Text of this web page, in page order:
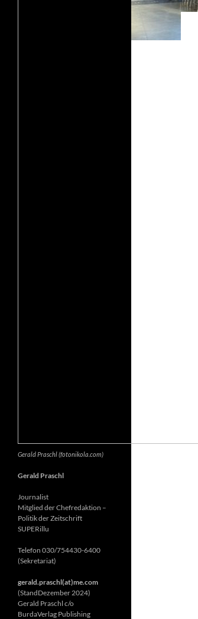
Gerald Praschl (fotonikola.com)
Gerald Praschl
Journalist
Mitglied der Chefredaktion –
Politik der Zeitschrift
SUPERillu
Telefon 030/754430-6400
(Sekretariat)
gerald.praschl(at)me.com
(StandDezember 2024)
Gerald Praschl c/o
BurdaVerlag Publishing